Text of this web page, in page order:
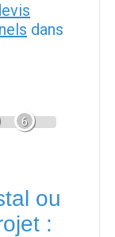
dans
6
ou
: